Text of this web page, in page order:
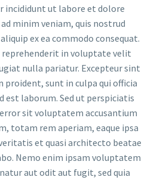
incididunt ut labore et dolore
minim veniam, quis nostrud
ex ea commodo consequat.
reprehenderit in voluptate velit
nulla pariatur. Excepteur sint
proident, sunt in culpa qui officia
laborum. Sed ut perspiciatis
sit voluptatem accusantium
totam rem aperiam, eaque ipsa
et quasi architecto beatae
Nemo enim ipsam voluptatem
aut odit aut fugit, sed quia